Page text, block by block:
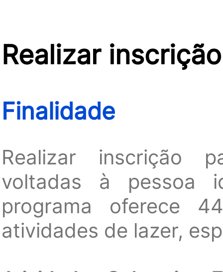
Realizar
Finalidade
Realizar inscrição
voltadas à pessoa
programa oferece
atividades de lazer,